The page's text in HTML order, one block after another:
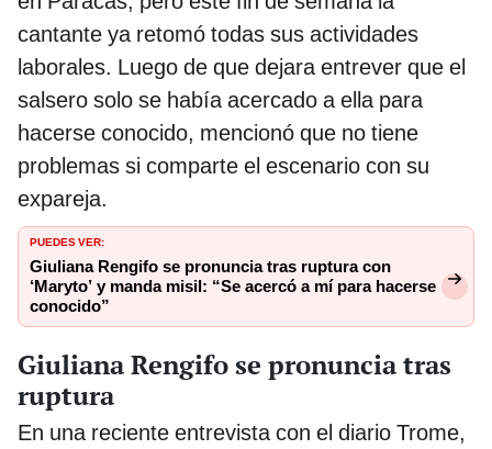
cantante ya retomó todas sus actividades
laborales. Luego de que dejara entrever que el
salsero solo se había acercado a ella para
hacerse conocido, mencionó que no tiene
problemas si comparte el escenario con su
expareja.
PUEDES VER:
Giuliana Rengifo se pronuncia tras ruptura con
‘Maryto’ y manda misil: “Se acercó a mí para hacerse
conocido”
Giuliana Rengifo se pronuncia tras
ruptura
En una reciente entrevista con el diario Trome,